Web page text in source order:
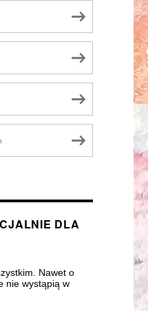
DLA
Nawet o
nie wystąpią w